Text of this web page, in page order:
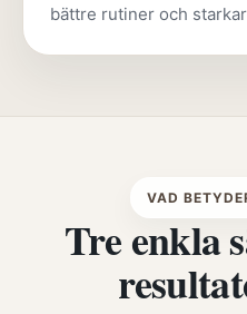
bättre rutiner och
VAD
Tre enkla